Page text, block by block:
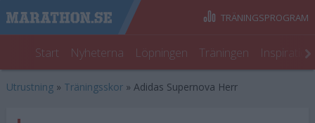
Start Nyheterna Löpningen Träningen
TRÄNINGSPROGRAM
Utrustning » Träningsskor » Adidas Supernova Herr